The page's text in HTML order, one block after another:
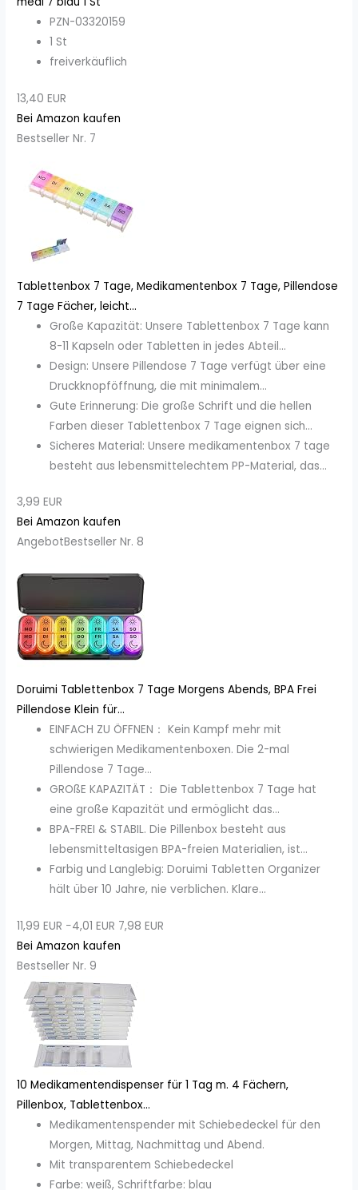
PZN-03320159
1 St
freiverkäuflich
13,40 EUR
Bei Amazon kaufen
Bestseller Nr. 7
Tablettenbox 7 Tage, Medikamentenbox 7 Tage, Pillendose
7 Tage Fächer, leicht...
Große Kapazität: Unsere Tablettenbox 7 Tage kann
8-11 Kapseln oder Tabletten in jedes Abteil...
Design: Unsere Pillendose 7 Tage verfügt über eine
Druckknopföffnung, die mit minimalem...
Gute Erinnerung: Die große Schrift und die hellen
Farben dieser Tablettenbox 7 Tage eignen sich...
Sicheres Material: Unsere medikamentenbox 7 tage
besteht aus lebensmittelechtem PP-Material, das...
3,99 EUR
Bei Amazon kaufen
AngebotBestseller Nr. 8
Doruimi Tablettenbox 7 Tage Morgens Abends, BPA Frei
Pillendose Klein für...
EINFACH ZU ÖFFNEN： Kein Kampf mehr mit
schwierigen Medikamentenboxen. Die 2-mal
Pillendose 7 Tage...
GROßE KAPAZITÄT： Die Tablettenbox 7 Tage hat
eine große Kapazität und ermöglicht das...
BPA-FREI & STABIL. Die Pillenbox besteht aus
lebensmitteltasigen BPA-freien Materialien, ist...
Farbig und Langlebig: Doruimi Tabletten Organizer
hält über 10 Jahre, nie verblichen. Klare...
11,99 EUR −4,01 EUR 7,98 EUR
Bei Amazon kaufen
Bestseller Nr. 9
10 Medikamentendispenser für 1 Tag m. 4 Fächern,
Pillenbox, Tablettenbox...
Medikamentenspender mit Schiebedeckel für den
Morgen, Mittag, Nachmittag und Abend.
Mit transparentem Schiebedeckel
Farbe: weiß, Schriftfarbe: blau